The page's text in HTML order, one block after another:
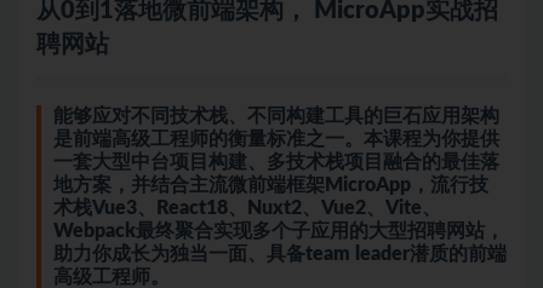
从0到1落地微前端架构， MicroApp实战招
聘网站
能够应对不同技术栈、不同构建工具的巨石应用架构
是前端高级工程师的衡量标准之一。本课程为你提供
一套大型中台项目构建、多技术栈项目融合的最佳落
地方案，并结合主流微前端框架MicroApp，流行技
术栈Vue3、React18、Nuxt2、Vue2、Vite、
Webpack最终聚合实现多个子应用的大型招聘网站，
助力你成长为独当一面、具备team leader潜质的前端
高级工程师。